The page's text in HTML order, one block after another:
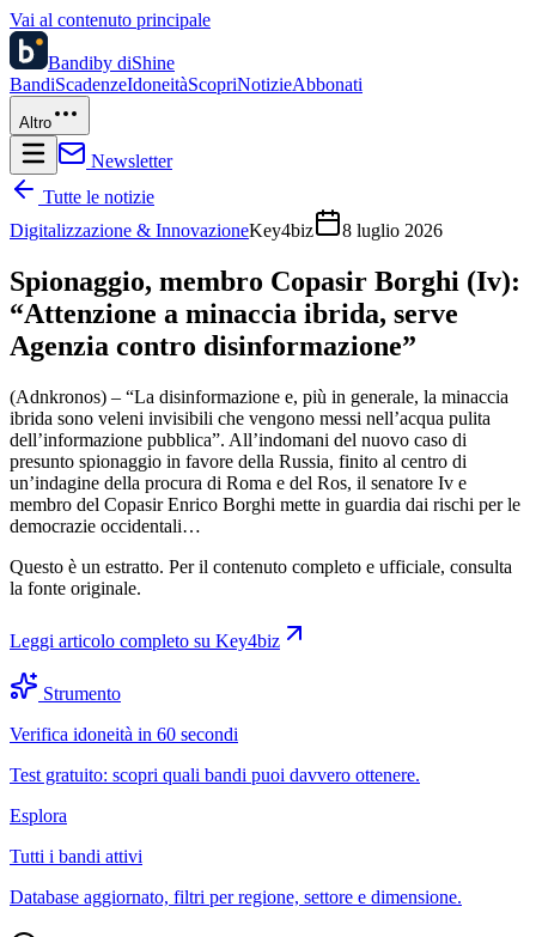
Vai al contenuto principale
Bandiby diShine
BandiScadenzeIdoneitàScopriNotizieAbbonati
Altro
Newsletter
Tutte le notizie
Digitalizzazione & InnovazioneKey4biz 8 luglio 2026
Spionaggio, membro Copasir Borghi (Iv):
“Attenzione a minaccia ibrida, serve
Agenzia contro disinformazione”
(Adnkronos) – “La disinformazione e, più in generale, la minaccia
ibrida sono veleni invisibili che vengono messi nell’acqua pulita
dell’informazione pubblica”. All’indomani del nuovo caso di
presunto spionaggio in favore della Russia, finito al centro di
un’indagine della procura di Roma e del Ros, il senatore Iv e
membro del Copasir Enrico Borghi mette in guardia dai rischi per le
democrazie occidentali…
Questo è un estratto. Per il contenuto completo e ufficiale, consulta
la fonte originale.
Leggi articolo completo su Key4biz
Strumento
Verifica idoneità in 60 secondi
Test gratuito: scopri quali bandi puoi davvero ottenere.
Esplora
Tutti i bandi attivi
Database aggiornato, filtri per regione, settore e dimensione.